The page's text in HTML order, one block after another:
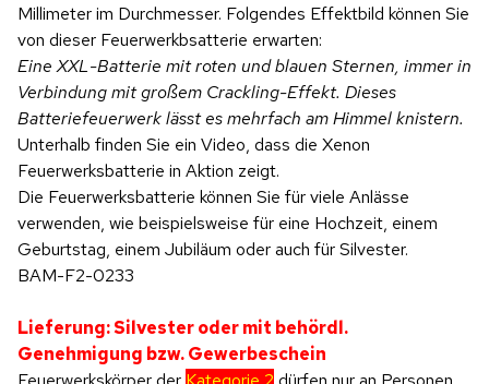
Millimeter im Durchmesser. Folgendes Effektbild können Sie
von dieser Feuerwerkbsatterie erwarten:
Eine XXL-Batterie mit roten und blauen Sternen, immer in
Verbindung mit großem Crackling-Effekt. Dieses
Batteriefeuerwerk lässt es mehrfach am Himmel knistern.
Unterhalb finden Sie ein Video, dass die Xenon
Feuerwerksbatterie in Aktion zeigt.
Die Feuerwerksbatterie können Sie für viele Anlässe
verwenden, wie beispielsweise für eine Hochzeit, einem
Geburtstag, einem Jubiläum oder auch für Silvester.
BAM-F2-0233
Lieferung: Silvester oder mit behördl.
Genehmigung bzw. Gewerbeschein